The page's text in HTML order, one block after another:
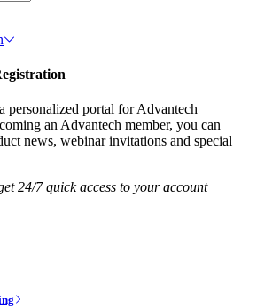
personalized portal for Advantech
an Advantech member, you can
news, webinar invitations and special
24/7 quick access to your account